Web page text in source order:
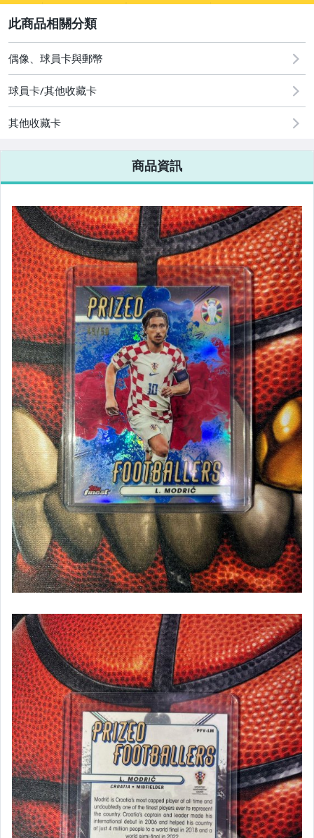
玩具、模型與公仔
偶像、球員卡與郵幣
偶像、球員卡與郵幣
球員卡/其他收藏卡
其他收藏卡
商品資訊